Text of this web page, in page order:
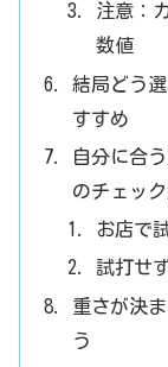
注意：
数値
結局どう
すすめ
自分に合
のチェッ
お店で
試打せ
重さが決
う